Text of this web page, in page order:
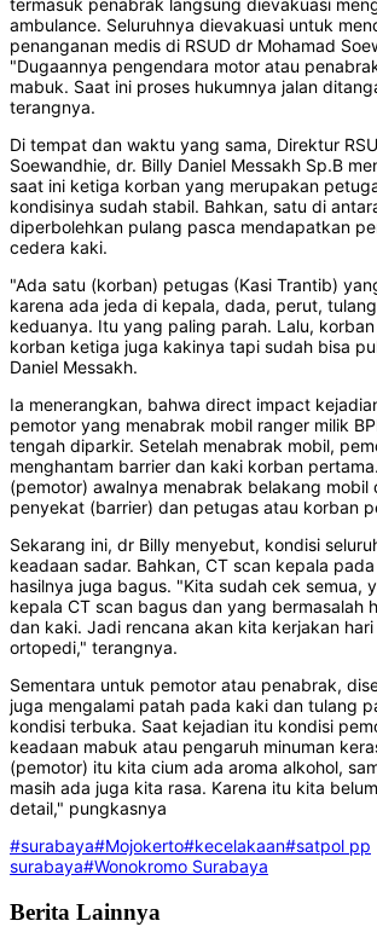
termasuk penabrak langsung dievakuasi
ambulance. Seluruhnya dievakuasi untuk
penanganan medis di RSUD dr Mohamad
"Dugaannya pengendara motor atau
mabuk. Saat ini proses hukumnya jalan
terangnya.
Di tempat dan waktu yang sama, Direktur
Soewandhie, dr. Billy Daniel Messakh Sp.B
saat ini ketiga korban yang merupakan
kondisinya sudah stabil. Bahkan, satu di
diperbolehkan pulang pasca mendapatkan
cedera kaki.
"Ada satu (korban) petugas (Kasi Trantib)
karena ada jeda di kepala, dada, perut,
keduanya. Itu yang paling parah. Lalu,
korban ketiga juga kakinya tapi sudah bisa
Daniel Messakh.
Ia menerangkan, bahwa direct impact
pemotor yang menabrak mobil ranger milik
tengah diparkir. Setelah menabrak mobil,
menghantam barrier dan kaki korban
(pemotor) awalnya menabrak belakang mobil
penyekat (barrier) dan petugas atau korban
Sekarang ini, dr Billy menyebut, kondisi
keadaan sadar. Bahkan, CT scan kepala
hasilnya juga bagus. "Kita sudah cek semua,
kepala CT scan bagus dan yang bermasalah
dan kaki. Jadi rencana akan kita kerjakan
ortopedi," terangnya.
Sementara untuk pemotor atau penabrak,
juga mengalami patah pada kaki dan tulang
kondisi terbuka. Saat kejadian itu kondisi
keadaan mabuk atau pengaruh minuman
(pemotor) itu kita cium ada aroma alkohol,
masih ada juga kita rasa. Karena itu kita
detail," pungkasnya
#surabaya#Mojokerto#kecelakaan#satpol pp
surabaya#Wonokromo Surabaya
Berita Lainnya